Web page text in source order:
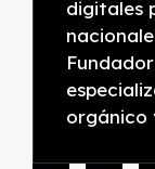
digitales
orgánico